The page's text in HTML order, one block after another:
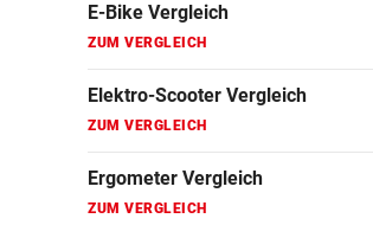
Faszienrolle Vergleich
ZUM VERGLEICH
Hoverboard Vergleich
ZUM VERGLEICH
Kinderfahrrad Vergleich
ZUM VERGLEICH